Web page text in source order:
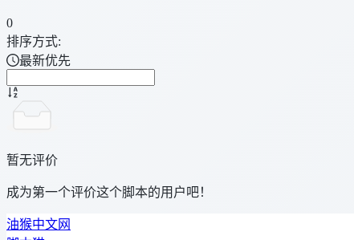
0
排序方式:
最新优先
暂无评价
成为第一个评价这个脚本的用户吧！
油猴中文网